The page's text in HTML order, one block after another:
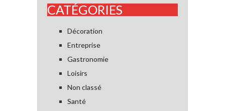
CATÉGORIES
Décoration
Entreprise
Gastronomie
Loisirs
Non classé
Santé